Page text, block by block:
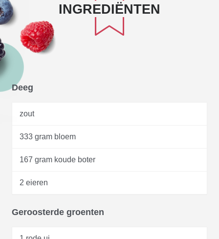
INGREDIËNTEN
Deeg
zout
333 gram bloem
167 gram koude boter
2 eieren
Geroosterde groenten